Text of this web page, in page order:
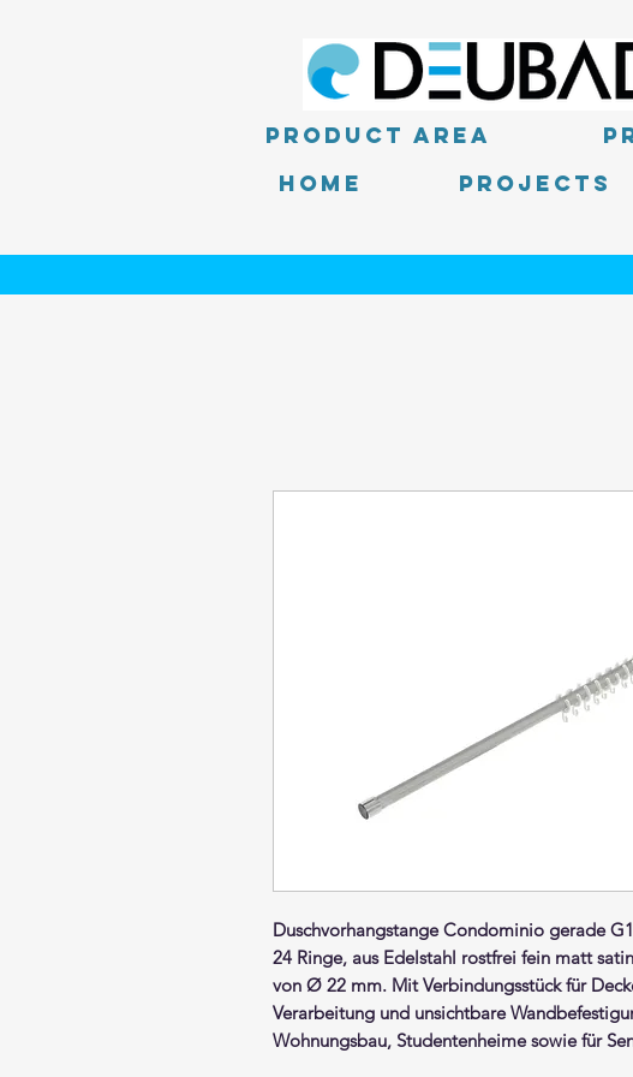
product area
Home
PROJECTS
DuschvorhangstangeCondominio gerade
24 Ringe, aus Edelstahl rostfrei fein matt
von Ø 22 mm. Mit Verbindungsstück für
Verarbeitung und unsichtbare
Wohnungsbau, Studentenheime sowie für